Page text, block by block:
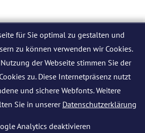
für Sie optimal zu gestalten und
zu können verwenden wir Cookies.
der Webseite stimmen Sie der
zu. Diese Internetpräsenz nutzt
und sichere Webfonts. Weitere
Sie in unserer Datenschutzerklärung
Analytics deaktivieren